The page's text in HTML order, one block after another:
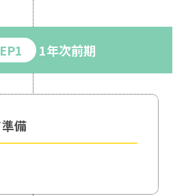
1年次前期
備